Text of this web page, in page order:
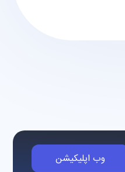
وب اپلیکیشن